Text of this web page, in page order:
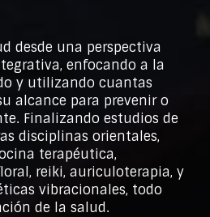
desde una perspectiva
enfocando a la
y utilizando cuantas
alcance para prevenir o
Finalizando estudios de
disciplinas orientales,
terapéutica,
reiki, auriculoterapia, y
vibracionales, todo
de la salud.